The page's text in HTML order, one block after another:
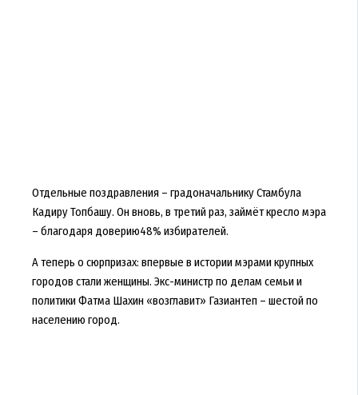
Отдельные поздравления – градоначальнику Стамбула
Кадиру Топбашу. Он вновь, в третий раз, займёт кресло мэра
– благодаря доверию48% избирателей.
А теперь о сюрпризах: впервые в истории мэрами крупных
городов стали женщины. Экс-министр по делам семьи и
политики Фатма Шахин «возглавит» Газиантеп – шестой по
населению город.